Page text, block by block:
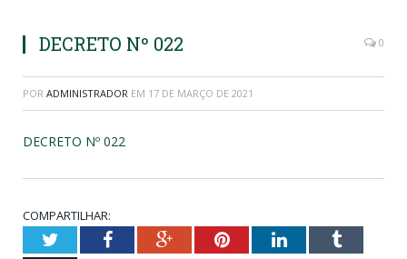
DECRETO Nº 022 0
POR ADMINISTRADOR EM 17 DE MARÇO DE 2021
DECRETO Nº 022
COMPARTILHAR:
TwitterFacebookGoogle+PinterestLinkedInTumblr